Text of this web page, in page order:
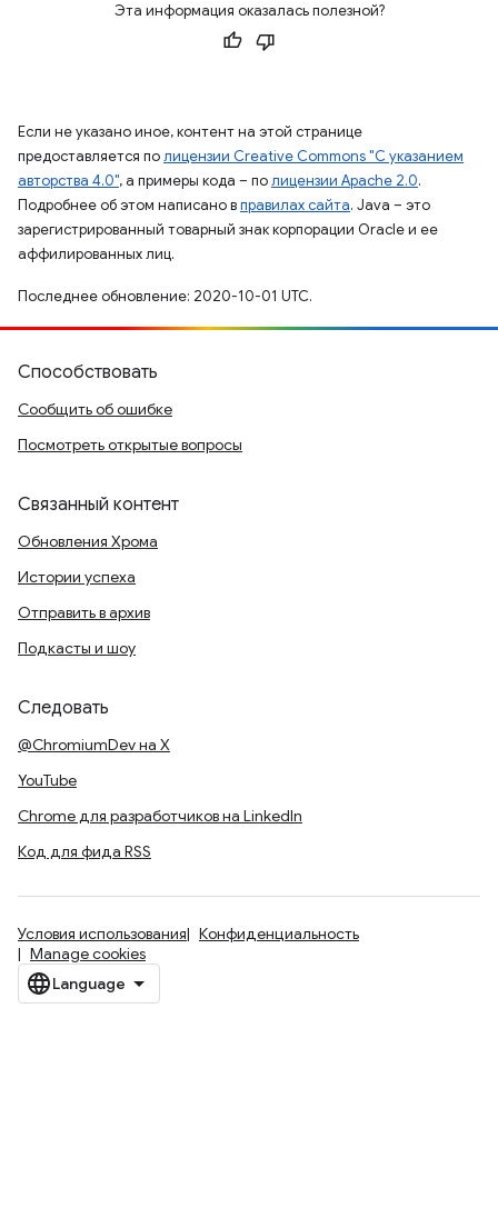
Эта информация оказалась полезной?
Если не указано иное, контент на этой странице
предоставляется полицензии Creative Commons "С указанием
авторства 4.0", а примеры кода – полицензии Apache 2.0.
Подробнее об этом написано вправилах сайта. Java – это
зарегистрированный товарный знак корпорации Oracle и ее
аффилированных лиц.
Последнее обновление: 2020-10-01 UTC.
Способствовать
Сообщить об ошибке
Посмотреть открытые вопросы
Связанный контент
Обновления Хрома
Истории успеха
Отправить в архив
Подкасты и шоу
Следовать
@ChromiumDev на X
YouTube
Chrome для разработчиков на LinkedIn
Код для фида RSS
Условия использования
Конфиденциальность
Manage cookies